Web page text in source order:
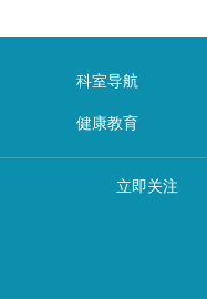
科室导航
健康教育
立即关注